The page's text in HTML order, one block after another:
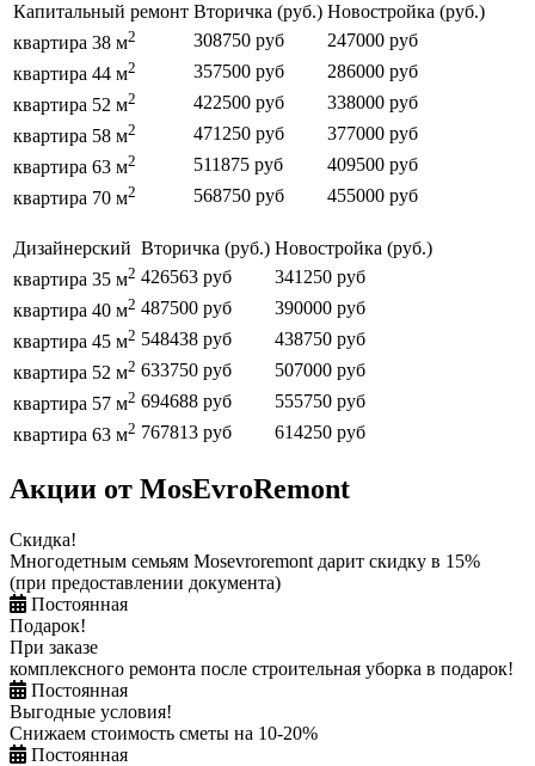
Капитальный ремонт Вторичка (руб.) Новостройка (руб.)
квартира 38 м2 308750 руб
247000 руб
квартира 44 м2 357500 руб
286000 руб
квартира 52 м2 422500 руб
338000 руб
квартира 58 м2 471250 руб
377000 руб
квартира 63 м2 511875 руб
409500 руб
квартира 70 м2 568750 руб 455000 руб
Дизайнерский Вторичка (руб.) Новостройка (руб.)
квартира 35 м2 426563 руб
341250 руб
квартира 40 м2 487500 руб
390000 руб
квартира 45 м2 548438 руб
438750 руб
квартира 52 м2 633750 руб
507000 руб
квартира 57 м2 694688 руб
555750 руб
квартира 63 м2 767813 руб 614250 руб
Акции от MosEvroRemont
Скидка!
Многодетным семьям Mosevroremont дарит скидку в 15%
(при предоставлении документа)
Постоянная
Подарок!
При заказе
комплексного ремонта после строительная уборка в подарок!
Постоянная
Выгодные условия!
Снижаем стоимость сметы на 10-20%
Постоянная